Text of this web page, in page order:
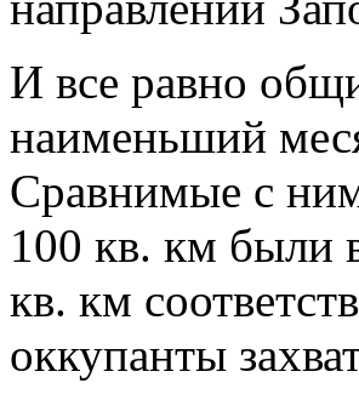
И все равно
наименьший
Сравнимые с
100 кв. км были
кв. км
оккупанты